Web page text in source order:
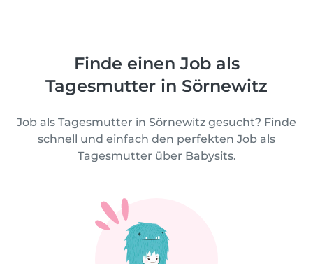
Finde einen Job als
Tagesmutter in Sörnewitz
Job als Tagesmutter in Sörnewitz gesucht? Finde
schnell und einfach den perfekten Job als
Tagesmutter über Babysits.